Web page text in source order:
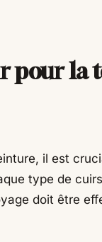
pour la
il est
type de
doit être